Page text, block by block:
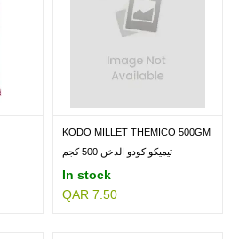
KODO MILLET THEMICO 500GM
ثيميكو كودو الدخن 500 كجم
In stock
QAR 7.50